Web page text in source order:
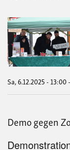
Sa, 6.12.2025 - 13:00-
Demo gegen